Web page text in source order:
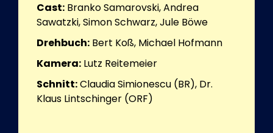
Cast: Branko Samarovski, Andrea
Sawatzki, Simon Schwarz, Jule Böwe
Drehbuch: Bert Koß, Michael Hofmann
Kamera: Lutz Reitemeier
Schnitt:Claudia Simionescu (BR), Dr.
Klaus Lintschinger (ORF)